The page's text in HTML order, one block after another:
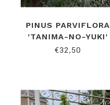
PINUS PARVIFLORA
'TANIMA-NO-YUKI'
€32,50